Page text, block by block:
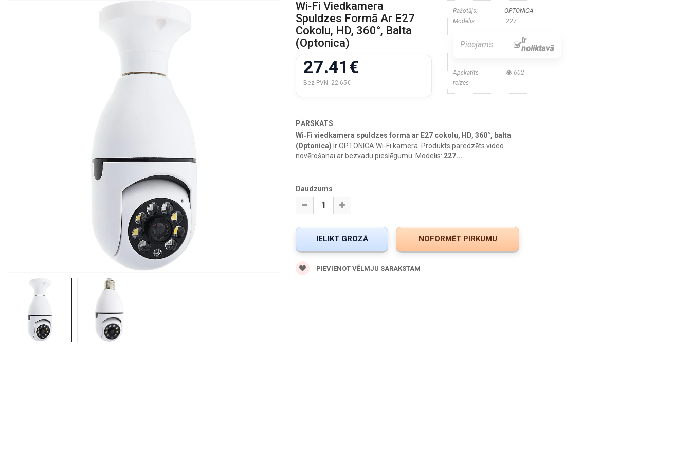
Wi‑Fi Viedkamera
Spuldzes Formā Ar E27
Cokolu, HD, 360°, Balta
(Optonica)
27.41€
Bez PVN: 22.65€
Ražotājs:
OPTONICA
Modelis:
227
Pieejams
Ir
noliktavā
Apskatīts
602
reizes
PĀRSKATS
Wi‑Fi viedkamera spuldzes formā ar E27 cokolu, HD, 360°, balta
(Optonica) ir OPTONICA Wi-Fi kamera. Produkts paredzēts video
novērošanai ar bezvadu pieslēgumu. Modelis: 227...
Daudzums
PIEVIENOT VĒLMJU SARAKSTAM